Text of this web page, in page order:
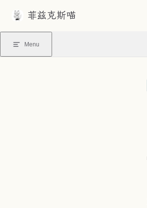
Skip to content
菲兹克斯喵
Menu